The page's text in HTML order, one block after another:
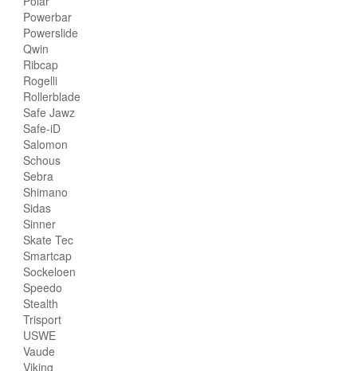
Powerbar
Powerslide
Qwin
Ribcap
Rogelli
Rollerblade
Safe Jawz
Safe-iD
Salomon
Schous
Sebra
Shimano
Sidas
Sinner
Skate Tec
Smartcap
Sockeloen
Speedo
Stealth
Trisport
USWE
Vaude
Viking